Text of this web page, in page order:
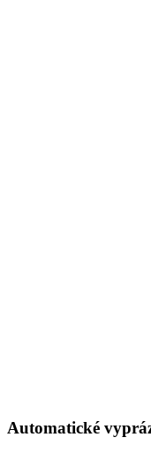
Automatické